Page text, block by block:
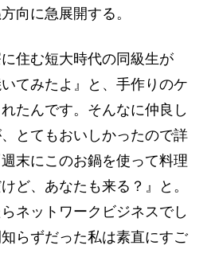
向に急展開する。
に住む短大時代の同級生が
いてみたよ』と、手作りのケ
たんです。そんなに仲良し
とてもおいしかったので詳
末にこのお鍋を使って料理
ど、あなたも来る？』と。
ネットワークビジネスでし
らずだった私は素直にすご